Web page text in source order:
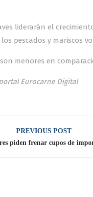
liderarán el
pescados y mariscos
menores en
Eurocarne Digital
PREVIOUS POST
piden frenar cupos de